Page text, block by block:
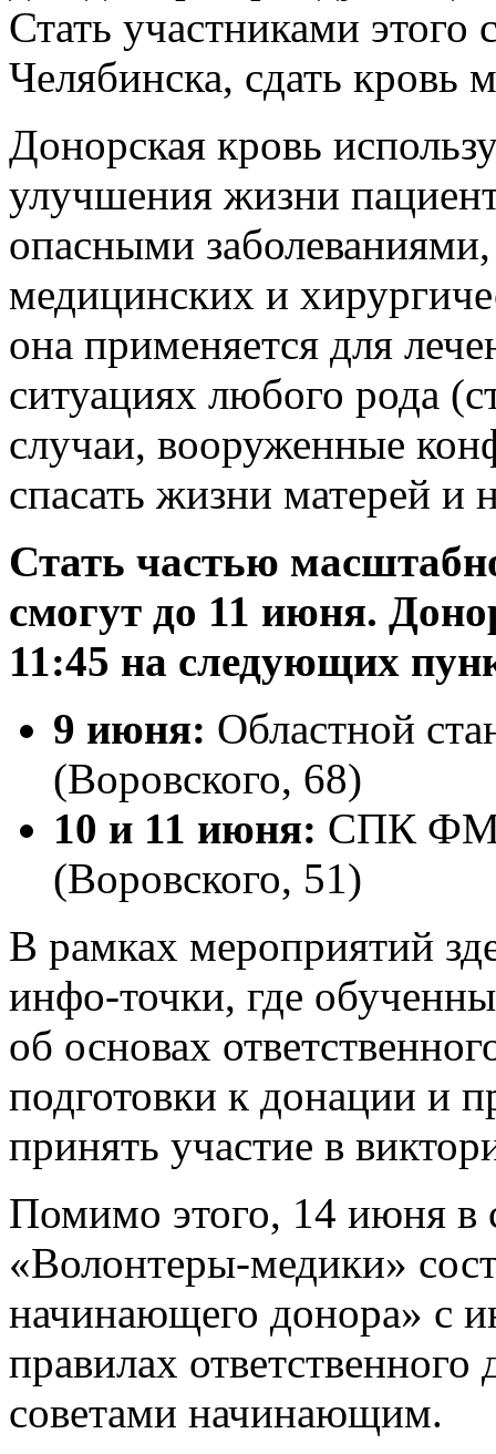
Стать участниками
Челябинска, сдать
Донорская кровь
улучшения жизни
опасными
медицинских и
она применяется для
ситуациях любого рода
случаи, вооруженные
спасать жизни матерей
Стать частью
смогут до 11 июня.
11:45 на следующих
9 июня: Областной
(Воровского, 68)
10 и 11 июня: СПК
(Воровского, 51)
В рамках мероприятий
инфо-точки, где
об основах
подготовки к донации и
принять участие в
Помимо этого, 14 июня в
«Волонтеры-медики»
начинающего донора» с
правилах
советами начинающим.